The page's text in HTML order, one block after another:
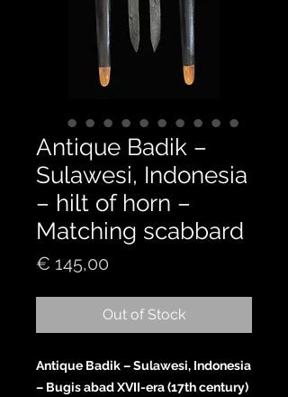
Antique Badik –
Sulawesi, Indonesia
– hilt of horn –
Matching scabbard
€ 145,00
Out of Stock
Antique Badik – Sulawesi, Indonesia
– Bugis abad XVII-era (17th century)